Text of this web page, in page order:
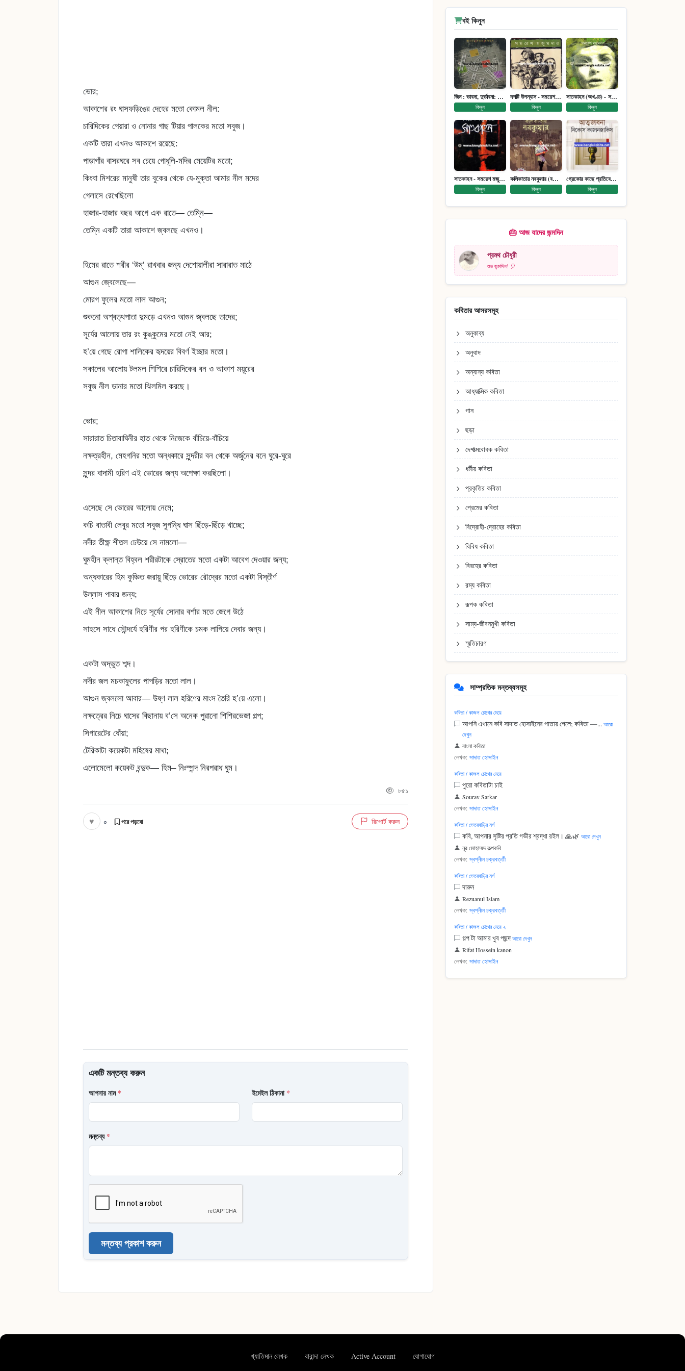
ভোর;
আকাশের রং ঘাসফড়িঙের দেহের মতো কোমল নীল:
চারিদিকের পেয়ারা ও নোনার গাছ টিয়ার পালকের মতো সবুজ।
একটি তারা এখনও আকাশে রয়েছে:
পাড়াগাঁর বাসরঘরে সব চেয়ে গোধূলি-মদির মেয়েটির মতো;
কিংবা মিশরের মানুষী তার বুকের থেকে যে-মুক্তা আমার নীল মদের
গেলাসে রেখেছিলো
হাজার-হাজার বছর আগে এক রাতে— তেম্নি—
তেম্নি একটি তারা আকাশে জ্বলছে এখনও।
হিমের রাতে শরীর ‘উম্’ রাখবার জন্য দেশোয়ালীরা সারারাত মাঠে
আগুন জ্বেলেছে—
মোরগ ফুলের মতো লাল আগুন;
শুকনো অশ্বত্থপাতা দুমড়ে এখনও আগুন জ্বলছে তাদের;
সূর্যের আলোয় তার রং কুঙ্কুমের মতো নেই আর;
হ’য়ে গেছে রোগা শালিকের হৃদয়ের বিবর্ণ ইচ্ছার মতো।
সকালের আলোয় টলমল শিশিরে চারিদিকের বন ও আকাশ ময়ূরের
সবুজ নীল ডানার মতো ঝিলমিল করছে।
ভোর;
সারারাত চিতাবাঘিনীর হাত থেকে নিজেকে বাঁচিয়ে-বাঁচিয়ে
নক্ষত্রহীন, মেহগনির মতো অন্ধকারে সুন্দরীর বন থেকে অর্জুনের বনে ঘুরে-ঘুরে
সুন্দর বাদামী হরিণ এই ভোরের জন্য অপেক্ষা করছিলো।
এসেছে সে ভোরের আলোয় নেমে;
কচি বাতাবী লেবুর মতো সবুজ সুগন্ধি ঘাস ছিঁড়ে-ছিঁড়ে খাচ্ছে;
নদীর তীক্ষ্ণ শীতল ঢেউয়ে সে নামলো—
ঘুমহীন ক্লান্ত বিহ্বল শরীরটাকে স্রোতের মতো একটা আবেগ দেওয়ার জন্য;
অন্ধকারের হিম কুঞ্চিত জরায়ু ছিঁড়ে ভোরের রৌদ্রের মতো একটা বিস্তীর্ণ
উল্লাস পাবার জন্য;
এই নীল আকাশের নিচে সূর্যের সোনার বর্শার মতে জেগে উঠে
সাহসে সাধে সৌন্দর্যে হরিণীর পর হরিণীকে চমক লাগিয়ে দেবার জন্য।
একটা অদ্ভুত শব্দ।
নদীর জল মচকাফুলের পাপড়ির মতো লাল।
আগুন জ্বললো আবার— উষ্ণ লাল হরিণের মাংস তৈরি হ’য়ে এলো।
নক্ষত্রের নিচে ঘাসের বিছানায় ব’সে অনেক পুরানো শিশিরভেজা গল্প;
সিগারেটের ধোঁয়া;
টেরিকাটা কয়েকটা মহিষের মাথা;
এলোমেলো কয়েকট বন্দুক— হিম– নিঃস্পন্দ নিরপরাধ ঘুম।
৮৫১
♥ ০ পরে পড়বো রিপোর্ট করুন
একটি মন্তব্য করুন
আপনার নাম* ইমেইল ঠিকানা*
মন্তব্য*
মন্তব্য প্রকাশ করুন
বই কিনুন
জিন : ভাবনা, দুর্ভাবনা: জিনতত্ত্ব সমাজ ইতিহাস (পেপারব্যাক)
কিনুন
দশটি উপন্যাস - সমরেশ মজুমদার
কিনুন
সাতকাহন (অখণ্ড) - সমরেশ মজুমদার
কিনুন
সাতকাহন - সমরেশ মজুমদার
কিনুন
কলিকাতায় নবকুমার (বঙ্কিম পুরষ্কারে সম্মানিত)(মানবিক মেগা উপন্যাস)
কিনুন
গ্রেকোর কাছে প্রতিবেদন : আত্মজীবনী
কিনুন
🎂 আজ যাদের জন্মদিন
প্রমথ চৌধুরী
শুভ জন্মদিন! 🎈
কবিতার আসরসমূহ
অনুকাব্য
অনুবাদ
অন্যান্য কবিতা
আধ্যাত্মিক কবিতা
গান
ছড়া
দেশাত্মবোধক কবিতা
ধর্মীয় কবিতা
প্রকৃতির কবিতা
প্রেমের কবিতা
বিদ্রোহী-দ্রোহের কবিতা
বিবিধ কবিতা
বিরহের কবিতা
রম্য কবিতা
রূপক কবিতা
সাম্য-জীবনমুখী কবিতা
স্মৃতিচারণ
সাম্প্রতিক মন্তব্যসমূহ
কবিতা / কাজল চোখের মেয়ে
আপনি এখানে কবি সাদাত হোসাইনের পাতায় গেলে; কবিতা —... আরো
দেখুন
বাংলা কবিতা
লেখক: সাদাত হোসাইন
কবিতা / কাজল চোখের মেয়ে
পুরো কবিতাটা চাই
Sourav Sarkar
লেখক: সাদাত হোসাইন
কবিতা / ভেতরবাড়ির মর্গ
কবি, আপনার সৃষ্টির প্রতি গভীর শ্রদ্ধা রইল। 🙏🌿 আরো দেখুন
নূর মোহাম্মদ কল্পকবি
লেখক: স্বপ্নীল চক্রবর্ত্তী
কবিতা / ভেতরবাড়ির মর্গ
দারুন
Rezuanul Islam
লেখক: স্বপ্নীল চক্রবর্ত্তী
কবিতা / কাজল চোখের মেয়ে ২
গল্প টা আমার খুব পছন্দ আরো দেখুন
Rifat Hossein kanon
লেখক: সাদাত হোসাইন
খ্যাতিমান লেখক বারান্দা লেখক Active Account যোগাযোগ